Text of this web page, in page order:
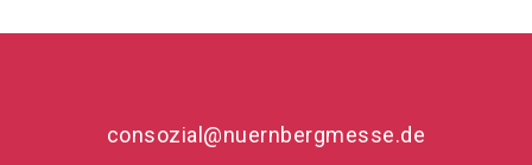
consozial@nuernbergmesse.de